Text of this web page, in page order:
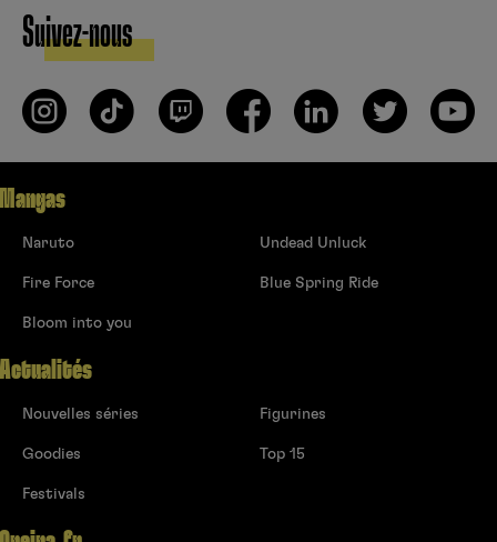
Suivez-nous
Mangas
Naruto
Fire Force
Bloom into you
Undead Unluck
Blue Spring Ride
Actualités
Nouvelles séries
Goodies
Festivals
Figurines
Top 15